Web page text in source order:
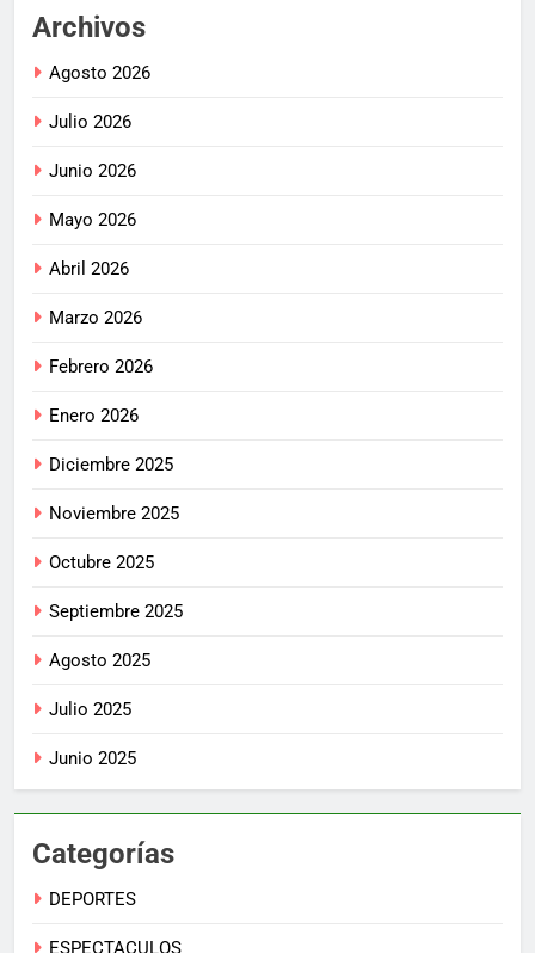
Archivos
Agosto 2026
Julio 2026
Junio 2026
Mayo 2026
Abril 2026
Marzo 2026
Febrero 2026
Enero 2026
Diciembre 2025
Noviembre 2025
Octubre 2025
Septiembre 2025
Agosto 2025
Julio 2025
Junio 2025
Categorías
DEPORTES
ESPECTACULOS